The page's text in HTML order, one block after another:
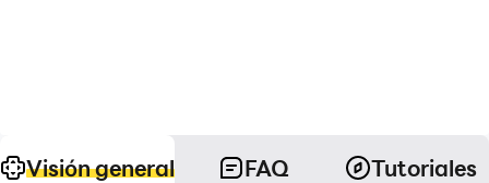
Visión general FAQ Tutoriales